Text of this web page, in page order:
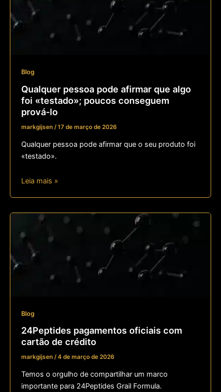
Blog
Qualquer pessoa pode afirmar que algo
foi «testado»; poucos conseguem
prová-lo
markgijsen /17 de março de 2026
Qualquer pessoa pode afirmar que o seu produto foi
«testado».
Leia mais »
Blog
24Peptides pagamentos oficiais com
cartão de crédito
markgijsen /4 de março de 2026
Temos o orgulho de compartilhar um marco
importante para 24Peptides Grail Formula.